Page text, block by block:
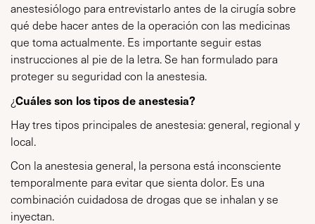
anestesiólogo para entrevistarlo antes de la cirugía sobre
qué debe hacer antes de la operación con las medicinas
que toma actualmente. Es importante seguir estas
instrucciones al pie de la letra. Se han formulado para
proteger su seguridad con la anestesia.
¿Cuáles son los tipos de anestesia?
Hay tres tipos principales de anestesia: general, regional y
local.
Con la anestesia general, la persona está inconsciente
temporalmente para evitar que sienta dolor. Es una
combinación cuidadosa de drogas que se inhalan y se
inyectan.